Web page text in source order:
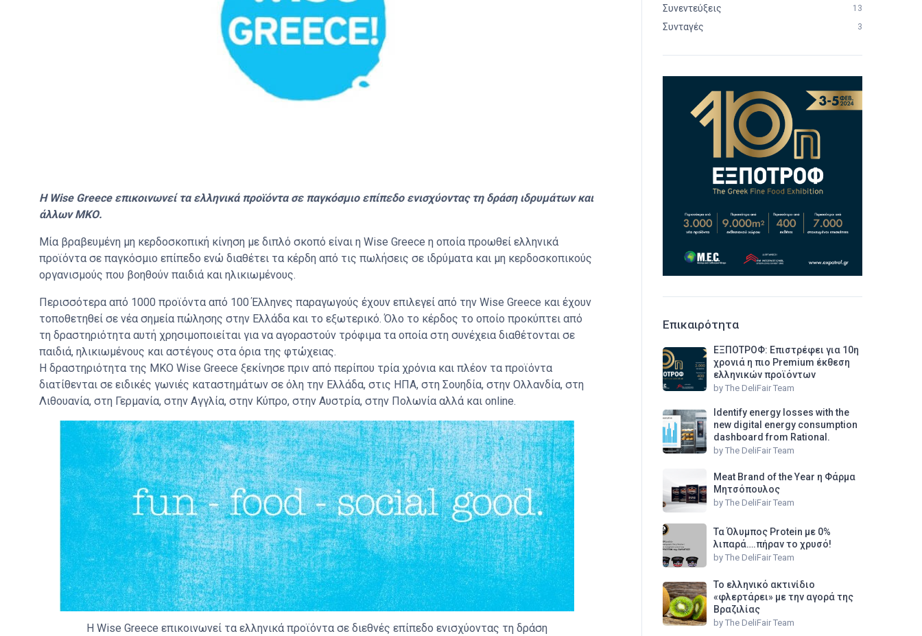
Η Wise Greece επικοινωνεί τα ελληνικά προϊόντα σε παγκόσμιο επίπεδο ενισχύοντας τη δράση ιδρυμάτων και
άλλων ΜΚΟ.
Μία βραβευμένη μη κερδοσκοπική κίνηση με διπλό σκοπό είναι η Wise Greece η οποία προωθεί ελληνικά
προϊόντα σε παγκόσμιο επίπεδο ενώ διαθέτει τα κέρδη από τις πωλήσεις σε ιδρύματα και μη κερδοσκοπικούς
οργανισμούς που βοηθούν παιδιά και ηλικιωμένους.
Περισσότερα από 1000 προϊόντα από 100 Έλληνες παραγωγούς έχουν επιλεγεί από την Wise Greece και έχουν
τοποθετηθεί σε νέα σημεία πώλησης στην Ελλάδα και το εξωτερικό. Όλο το κέρδος το οποίο προκύπτει από
τη δραστηριότητα αυτή χρησιμοποιείται για να αγοραστούν τρόφιμα τα οποία στη συνέχεια διαθέτονται σε
παιδιά, ηλικιωμένους και αστέγους στα όρια της φτώχειας.
Η δραστηριότητα της ΜΚΟ Wise Greece ξεκίνησε πριν από περίπου τρία χρόνια και πλέον τα προϊόντα
διατίθενται σε ειδικές γωνιές καταστημάτων σε όλη την Ελλάδα, στις ΗΠΑ, στη Σουηδία, στην Ολλανδία, στη
Λιθουανία, στη Γερμανία, στην Αγγλία, στην Κύπρο, στην Αυστρία, στην Πολωνία αλλά και online.
Η Wise Greece επικοινωνεί τα ελληνικά προϊόντα σε διεθνές επίπεδο ενισχύοντας τη δράση
Συνεντεύξεις 13
Συνταγές 3
Επικαιρότητα
ΕΞΠΟΤΡΟΦ: Επιστρέφει για 10η
χρονιά η πιο Premium έκθεση
ελληνικών προϊόντων
by The DeliFair Team
Identify energy losses with the
new digital energy consumption
dashboard from Rational.
by The DeliFair Team
Meat Brand of the Year η Φάρμα
Μητσόπουλος
by The DeliFair Team
Τα Όλυμπος Protein με 0%
λιπαρά….πήραν το χρυσό!
by The DeliFair Team
Το ελληνικό ακτινίδιο
«φλερτάρει» με την αγορά της
Βραζιλίας
by The DeliFair Team